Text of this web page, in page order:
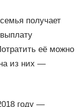
получает
её можно
из них —
году —